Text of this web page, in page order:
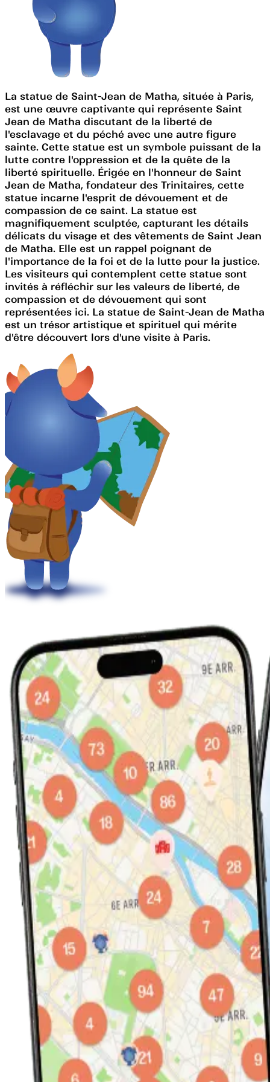
La statue de Saint-Jean de Matha, située à Paris,
est une œuvre captivante qui représente Saint
Jean de Matha discutant de la liberté de
l'esclavage et du péché avec une autre figure
sainte. Cette statue est un symbole puissant de la
lutte contre l'oppression et de la quête de la
liberté spirituelle. Érigée en l'honneur de Saint
Jean de Matha, fondateur des Trinitaires, cette
statue incarne l'esprit de dévouement et de
compassion de ce saint. La statue est
magnifiquement sculptée, capturant les détails
délicats du visage et des vêtements de Saint Jean
de Matha. Elle est un rappel poignant de
l'importance de la foi et de la lutte pour la justice.
Les visiteurs qui contemplent cette statue sont
invités à réfléchir sur les valeurs de liberté, de
compassion et de dévouement qui sont
représentées ici. La statue de Saint-Jean de Matha
est un trésor artistique et spirituel qui mérite
d'être découvert lors d'une visite à Paris.